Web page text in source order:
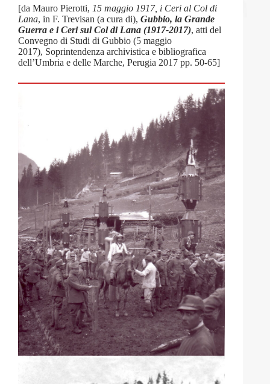
[da Mauro Pierotti, 15 maggio 1917, i Ceri al Col di
Lana, in F. Trevisan (a cura di), Gubbio, la Grande
Guerra e i Ceri sul Col di Lana (1917-2017), atti del
Convegno di Studi di Gubbio (5 maggio
2017), Soprintendenza archivistica e bibliografica
dell’Umbria e delle Marche, Perugia 2017 pp. 50-65]